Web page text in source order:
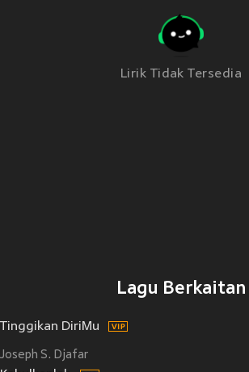
Lirik Tidak Tersedia
Lagu Berkaitan
Tinggikan DiriMu
Joseph S. Djafar